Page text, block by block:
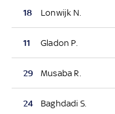
18 Lonwijk N.
11 Gladon P.
29 Musaba R.
24 Baghdadi S.